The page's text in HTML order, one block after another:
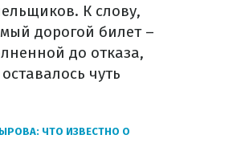
К слову,
дорогой билет –
до отказа,
чуть
ЧТО ИЗВЕСТНО О